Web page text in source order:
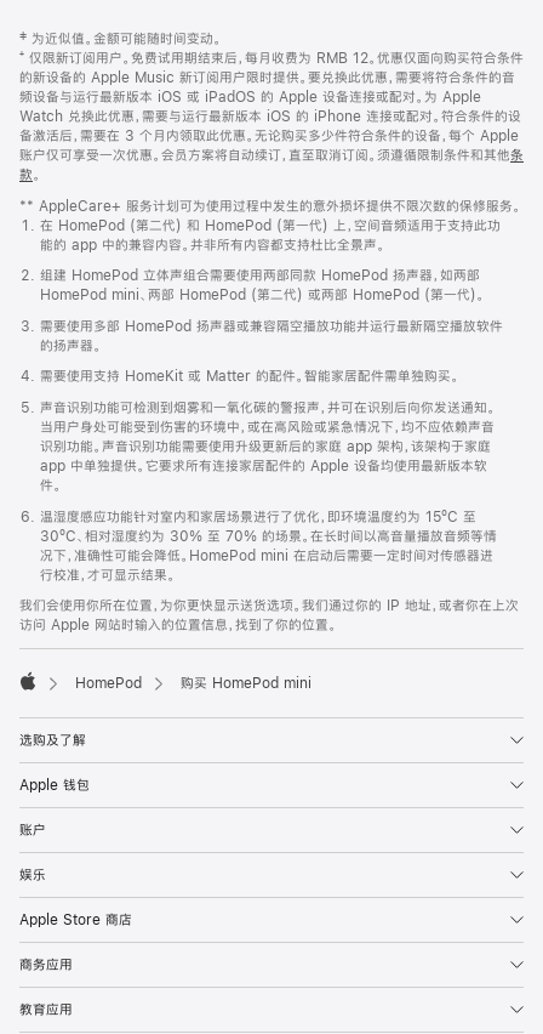
页
页
脚
注
‡ 为近似值。金额可能随时间变动。
⁺ 仅限新订阅用户。免费试用期结束后，每月收费为 RMB 12。优惠仅面向购买符合条件
的新设备的 Apple Music 新订阅用户限时提供。要兑换此优惠，需要将符合条件的音
频设备与运行最新版本 iOS 或 iPadOS 的 Apple 设备连接或配对。为 Apple
Watch 兑换此优惠，需要与运行最新版本 iOS 的 iPhone 连接或配对。符合条件的设
备激活后，需要在 3 个月内领取此优惠。无论购买多少件符合条件的设备，每个 Apple
账户仅可享受一次优惠。会员方案将自动续订，直至取消订阅。须遵循限制条件和其他条
款。
窗
口
中
打
开)
** AppleCare+ 服务计划可为使用过程中发生的意外损坏提供不限次数的保修服务。
在 HomePod (第二代) 和 HomePod (第一代) 上，空间音频适用于支持此功
能的 app 中的兼容内容。并非所有内容都支持杜比全景声。
组建 HomePod 立体声组合需要使用两部同款 HomePod 扬声器，如两部
HomePod mini、两部 HomePod (第二代) 或两部 HomePod (第一代)。
需要使用多部 HomePod 扬声器或兼容隔空播放功能并运行最新隔空播放软件
的扬声器。
需要使用支持 HomeKit 或 Matter 的配件。智能家居配件需单独购买。
声音识别功能可检测到烟雾和一氧化碳的警报声，并可在识别后向你发送通知。
当用户身处可能受到伤害的环境中，或在高风险或紧急情况下，均不应依赖声音
识别功能。声音识别功能需要使用升级更新后的家庭 app 架构，该架构于家庭
app 中单独提供。它要求所有连接家居配件的 Apple 设备均使用最新版本软
件。
温湿度感应功能针对室内和家居场景进行了优化，即环境温度约为 15ºC 至
30ºC、相对湿度约为 30% 至 70% 的场景。在长时间以高音量播放音频等情
况下，准确性可能会降低。HomePod mini 在启动后需要一定时间对传感器进
行校准，才可显示结果。
我们会使用你所在位置，为你更快显示送货选项。我们通过你的 IP 地址，或者你在上次
访问 Apple 网站时输入的位置信息，找到了你的位置。
HomePod 购买 HomePod mini
选购及了解
Apple 钱包
账户
娱乐
Apple Store 商店
商务应用
教育应用